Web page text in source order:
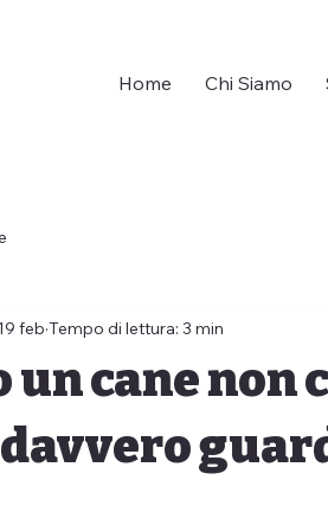
Home Chi Siamo
un cane non
feb Tempo di lettura: 3 min